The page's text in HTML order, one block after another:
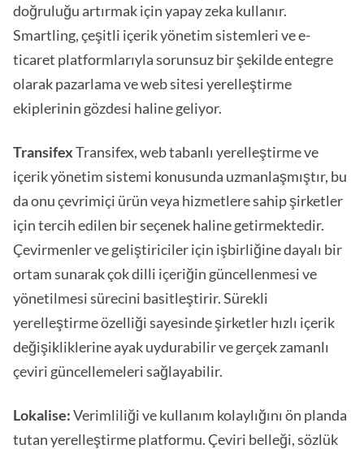
doğruluğu artırmak için yapay zeka kullanır.
Smartling, çeşitli içerik yönetim sistemleri ve e-
ticaret platformlarıyla sorunsuz bir şekilde entegre
olarak pazarlama ve web sitesi yerelleştirme
ekiplerinin gözdesi haline geliyor.
TransifexTransifex, web tabanlı yerelleştirme ve
içerik yönetim sistemi konusunda uzmanlaşmıştır, bu
da onu çevrimiçi ürün veya hizmetlere sahip şirketler
için tercih edilen bir seçenek haline getirmektedir.
Çevirmenler ve geliştiriciler için işbirliğine dayalı bir
ortam sunarak çok dilli içeriğin güncellenmesi ve
yönetilmesi sürecini basitleştirir. Sürekli
yerelleştirme özelliği sayesinde şirketler hızlı içerik
değişikliklerine ayak uydurabilir ve gerçek zamanlı
çeviri güncellemeleri sağlayabilir.
Lokalise:Verimliliği ve kullanım kolaylığını ön planda
tutan yerelleştirme platformu. Çeviri belleği, sözlük